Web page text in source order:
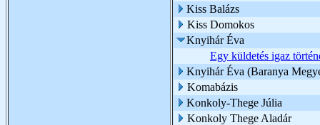
Kiss Balázs
Kiss Domokos
Knyihár Éva
Egy küldetés igaz
Knyihár Éva (Baranya
Komabázis
Konkoly-Thege Júlia
Konkoly Thege Aladár